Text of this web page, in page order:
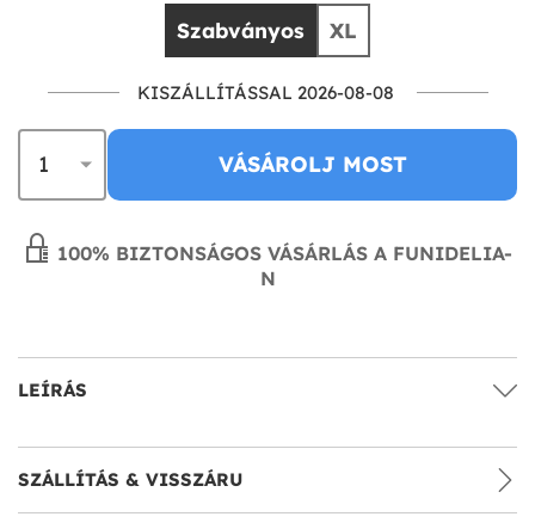
Szabványos XL
KISZÁLLÍTÁSSAL 2026-08-08
VÁSÁROLJ MOST
100% BIZTONSÁGOS VÁSÁRLÁS A FUNIDELIA-
N
LEÍRÁS
SZÁLLÍTÁS & VISSZÁRU